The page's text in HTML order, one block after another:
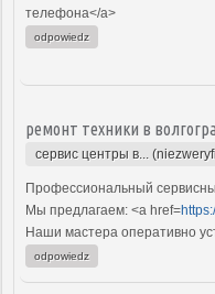
телефона</a>
odpowiedz
ремонт техники в
сервис центры в...
Профессиональный
Мы предлагаем: <a href=
Наши мастера оперативно
odpowiedz